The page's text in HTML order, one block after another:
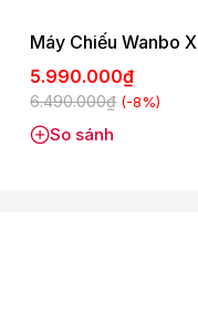
Máy Chiếu Wanbo
5.990.000₫
6.490.000₫ (-8%)
So sánh